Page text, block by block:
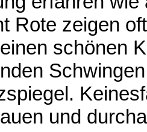
Rote zeigen
schönen
und